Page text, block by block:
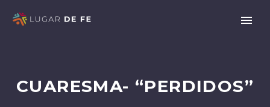
CUARESMA- “PERDIDOS”